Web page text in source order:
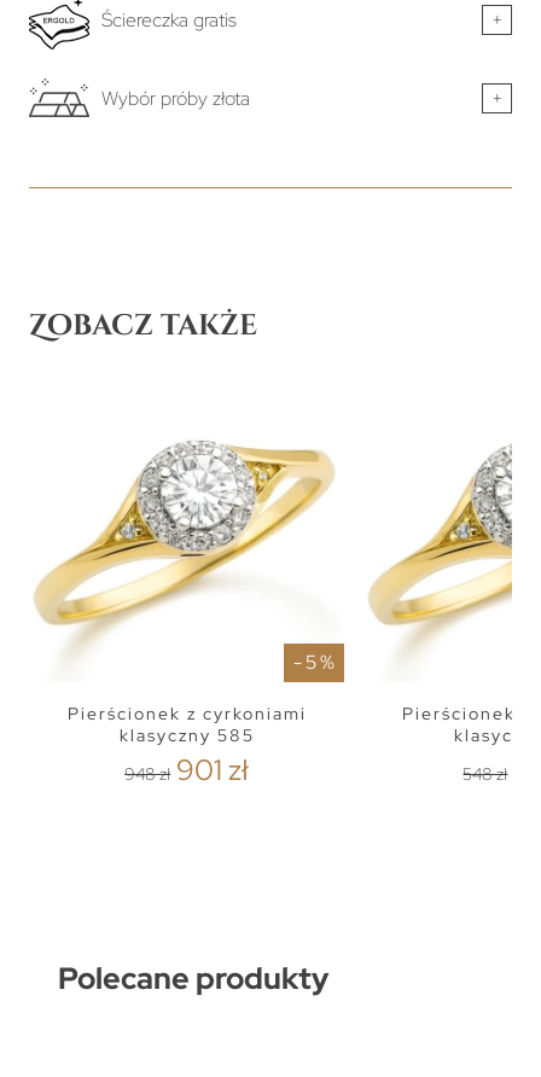
Ściereczka gratis +
Wybór próby złota +
Zobacz także
- 5 %
Pierścionek z cyrkoniami
klasyczny 585
948 zł 901 zł
Pierścionek z
548 zł
Polecane produkty